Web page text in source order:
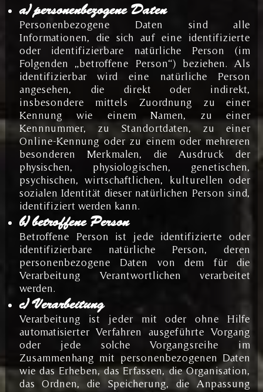
a) personenbezogene Daten
Personenbezogene Daten sind alle
Informationen, die sich auf eine identifizierte
oder identifizierbare natürliche Person (im
Folgenden „betroffene Person“) beziehen. Als
identifizierbar wird eine natürliche Person
angesehen, die direkt oder indirekt,
insbesondere mittels Zuordnung zu einer
Kennung wie einem Namen, zu einer
Kennnummer, zu Standortdaten, zu einer
Online-Kennung oder zu einem oder mehreren
besonderen Merkmalen, die Ausdruck der
physischen, physiologischen, genetischen,
psychischen, wirtschaftlichen, kulturellen oder
sozialen Identität dieser natürlichen Person sind,
identifiziert werden kann.
b) betroffene Person
Betroffene Person ist jede identifizierte oder
identifizierbare natürliche Person, deren
personenbezogene Daten von dem für die
Verarbeitung Verantwortlichen verarbeitet
werden.
c) Verarbeitung
Verarbeitung ist jeder mit oder ohne Hilfe
automatisierter Verfahren ausgeführte Vorgang
oder jede solche Vorgangsreihe im
Zusammenhang mit personenbezogenen Daten
wie das Erheben, das Erfassen, die Organisation,
das Ordnen, die Speicherung, die Anpassung